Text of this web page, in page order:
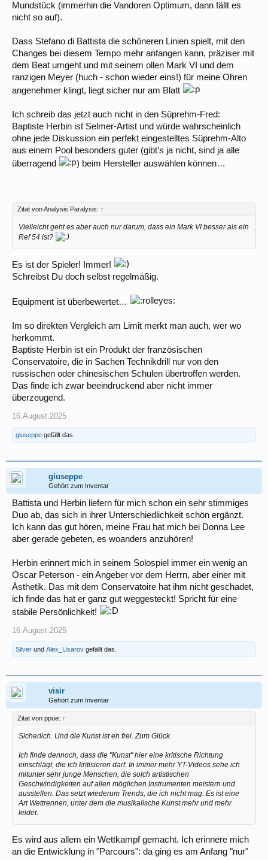
Mundstück (immerhin die Vandoren Optimum, dann fällt es
nicht so auf).
Dass Stefano di Battista die schöneren Linien spielt, mit den
Changes bei diesem Tempo mehr anfangen kann, präziser mit
dem Beat umgeht und mit seinem ollen Mark VI und dem
ranzigen Meyer (huch - schon wieder eins!) für meine Ohren
angenehmer klingt, liegt sicher nur am Blatt
Ich schreib das jetzt auch nicht in den Süprehm-Fred:
Baptiste Herbin ist Selmer-Artist und würde wahrscheinlich
ohne jede Diskussion ein perfekt eingestelltes Süprehm-Alto
aus einem Pool besonders guter (gibt’s ja nicht, sind ja alle
überragend
) beim Hersteller auswählen können…
Zitat von Analysis Paralysis: ↑
Vielleicht geht es aber auch nur darum, dass ein Mark VI besser als ein
Ref 54 ist?
Es ist der Spieler! Immer!
Schreibst Du doch selbst regelmäßig.
Equipment ist überbewertet…
Im so direkten Vergleich am Limit merkt man auch, wer wo
herkommt.
Baptiste Herbin ist ein Produkt der französischen
Conservatoire, die in Sachen Technikdrill nur von den
russischen oder chinesischen Schulen übertroffen werden.
Das finde ich zwar beeindruckend aber nicht immer
überzeugend.
16.August.2025
giuseppe gefällt das.
giuseppe
Gehört zum Inventar
Battista und Herbin liefern für mich schon ein sehr stimmiges
Duo ab, das sich in ihrer Unterschiedlichkeit schön ergänzt.
Ich kann das gut hören, meine Frau hat mich bei Donna Lee
aber gerade gebeten, es woanders anzuhören!
Herbin erinnert mich in seinem Solospiel immer ein wenig an
Oscar Peterson - ein Angeber vor dem Herrn, aber einer mit
Ästhetik. Das mit dem Conservatoire hat ihm nicht geschadet,
ich finde das hat er ganz gut weggesteckt! Spricht für eine
stabile Persönlichkeit!
16.August.2025
Silver und Alex_Usarov gefällt das.
visir
Gehört zum Inventar
Zitat von ppue: ↑
Sicherlich. Und die Kunst ist eh frei. Zum Glück.
Ich finde dennoch, dass die "Kunst" hier eine kritische Richtung
einschlägt, die ich kritisieren darf. In immer mehr YT-Videos sehe ich
mitunter sehr junge Menschen, die solch artistischen
Geschwindigkeiten auf allen möglichen Instrumenten meistern und
ausstellen. Das setzt wiederum Trends, die ich nicht mag. Es ist eine
Art Wettrennen, unter dem die musikalische Kunst mehr und mehr
leidet.
Es wird aus allem ein Wettkampf gemacht. Ich erinnere mich
an die Entwicklung in "Parcours": da ging es am Anfang "nur"